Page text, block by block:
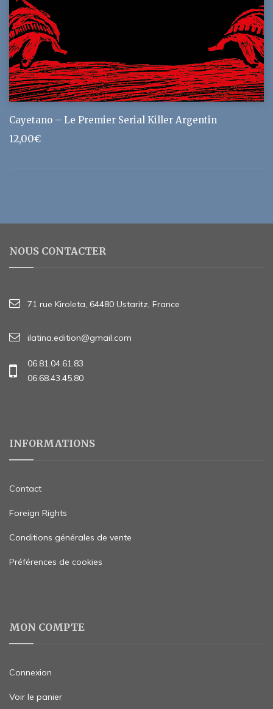
Cayetano – Le Premier Serial Killer Argentin
12,00€
NOUS CONTACTER
71 rue Kiroleta, 64480 Ustaritz, France
ilatina.edition@gmail.com
06.81.04.61.83
06.68.43.45.80
INFORMATIONS
Contact
Foreign Rights
Conditions générales de vente
Préférences de cookies
MON COMPTE
Connexion
Voir le panier